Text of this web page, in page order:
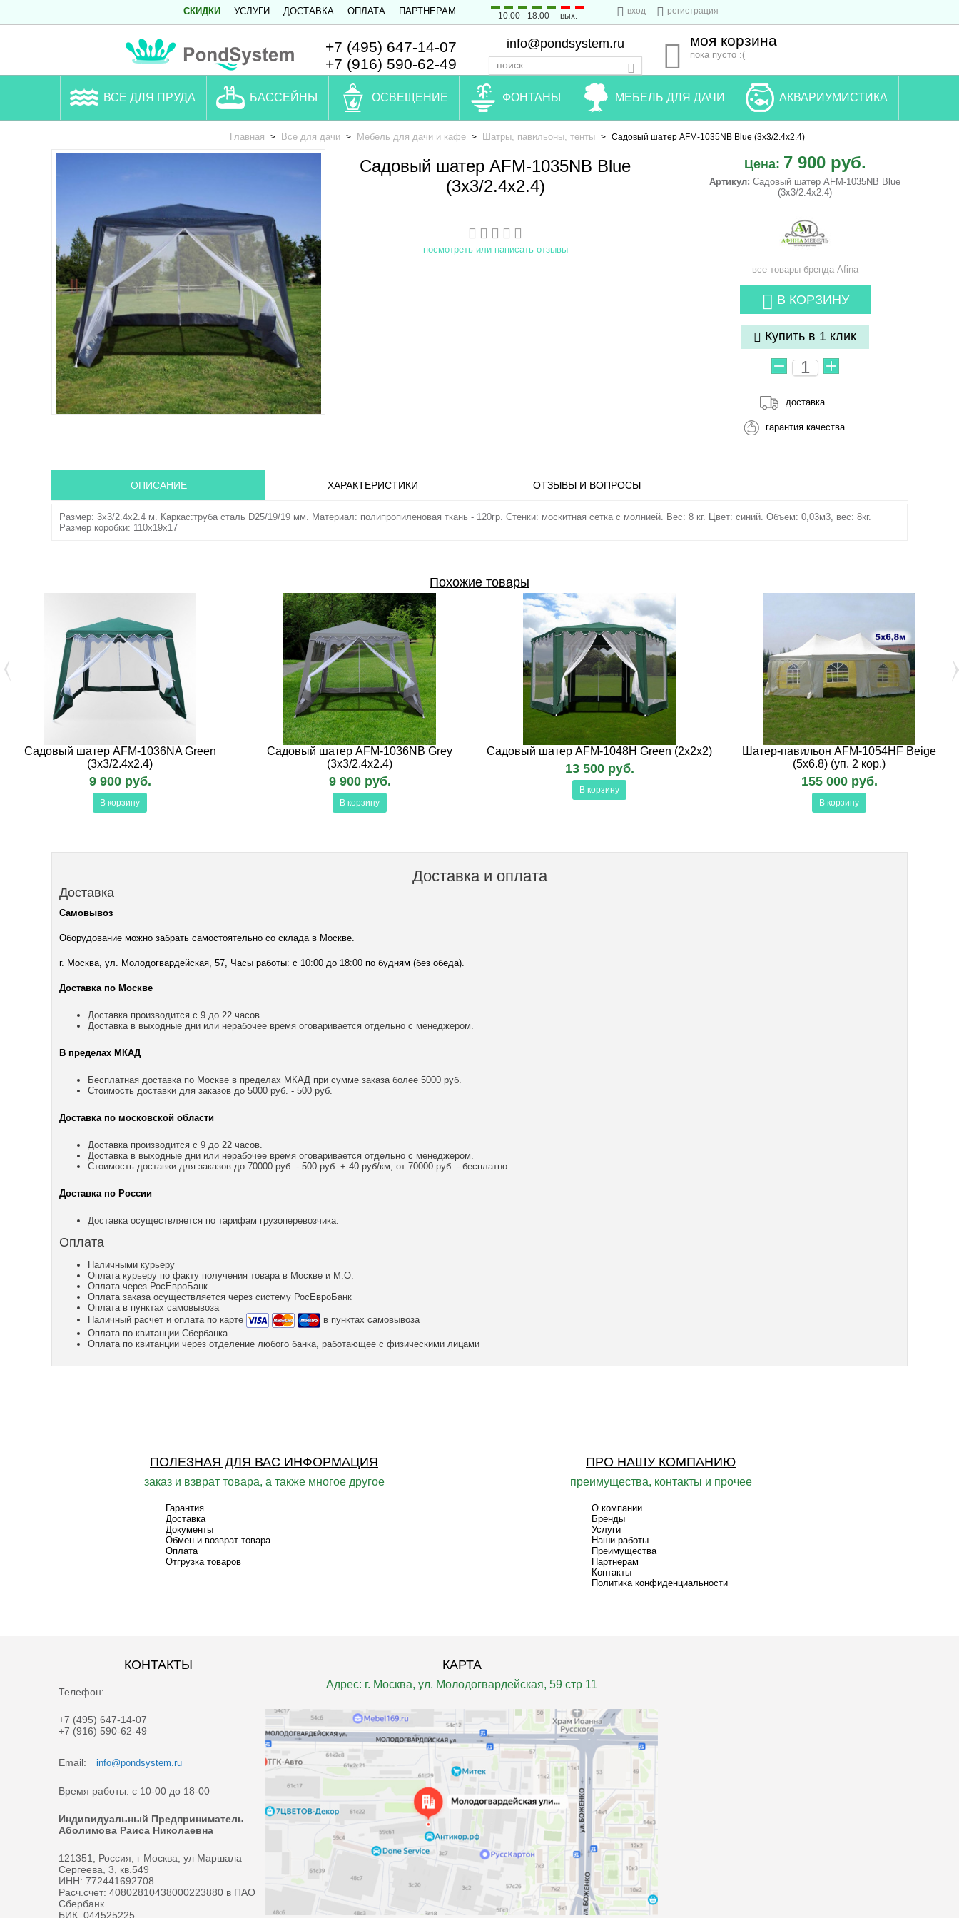
СКИДКИ УСЛУГИ ДОСТАВКА ОПЛАТА ПАРТНЕРАМ 10:00 - 18:00 вых.
вход регистрация
+7 (495) 647-14-07
+7 (916) 590-62-49
info@pondsystem.ru моя корзина
пока пусто :(
ВСЕ ДЛЯ ПРУДА БАССЕЙНЫ ОСВЕЩЕНИЕ ФОНТАНЫ МЕБЕЛЬ ДЛЯ ДАЧИ АКВАРИУМИСТИКА
Главная > Все для дачи > Мебель для дачи и кафе > Шатры, павильоны, тенты > Садовый шатер AFM-1035NB Blue (3x3/2.4x2.4)
Садовый шатер AFM-1035NB Blue
(3x3/2.4x2.4)
посмотреть или написать отзывы
Цена: 7 900 руб.
Артикул: Садовый шатер AFM-1035NB Blue
(3x3/2.4x2.4)
все товары бренда Afina
В КОРЗИНУ
Купить в 1 клик
доставка
гарантия качества
ОПИСАНИЕ ХАРАКТЕРИСТИКИ ОТЗЫВЫ И ВОПРОСЫ
Размер: 3x3/2.4x2.4 м. Каркас:труба сталь D25/19/19 мм. Материал: полипропиленовая ткань - 120гр. Стенки: москитная сетка с молнией. Вес: 8 кг. Цвет: синий. Объем: 0,03м3, вес: 8кг.
Размер коробки: 110х19х17
Похожие товары
Садовый шатер AFM-1036NA Green
(3x3/2.4x2.4)
9 900 руб.
В корзину
Садовый шатер AFM-1036NB Grey
(3x3/2.4x2.4)
9 900 руб.
В корзину
Садовый шатер AFM-1048H Green (2х2х2)
13 500 руб.
В корзину
Шатер-павильон AFM-1054HF Beige
(5х6.8) (уп. 2 кор.)
155 000 руб.
В корзину
Доставка и оплата
Доставка
Самовывоз
Оборудование можно забрать самостоятельно со склада в Москве.
г. Москва, ул. Молодогвардейская, 57, Часы работы: с 10:00 до 18:00 по будням (без обеда).
Доставка по Москве
Доставка производится с 9 до 22 часов.
Доставка в выходные дни или нерабочее время оговаривается отдельно с менеджером.
В пределах МКАД
Бесплатная доставка по Москве в пределах МКАД при сумме заказа более 5000 руб.
Стоимость доставки для заказов до 5000 руб. - 500 руб.
Доставка по московской области
Доставка производится с 9 до 22 часов.
Доставка в выходные дни или нерабочее время оговаривается отдельно с менеджером.
Стоимость доставки для заказов до 70000 руб. - 500 руб. + 40 руб/км, от 70000 руб. - бесплатно.
Доставка по России
Доставка осуществляется по тарифам грузоперевозчика.
Оплата
Наличными курьеру
Оплата курьеру по факту получения товара в Москве и М.О.
Оплата через РосЕвроБанк
Оплата заказа осуществляется через систему РосЕвроБанк
Оплата в пунктах самовывоза
Наличный расчет и оплата по карте
в пунктах самовывоза
Оплата по квитанции Сбербанка
Оплата по квитанции через отделение любого банка, работающее с физическими лицами
ПРО НАШУ КОМПАНИЮ
преимущества, контакты и прочее
О компании
Бренды
Услуги
Наши работы
Преимущества
Партнерам
Контакты
Политика конфиденциальности
ПОЛЕЗНАЯ ДЛЯ ВАС ИНФОРМАЦИЯ
заказ и взврат товара, а также многое другое
Гарантия
Доставка
Документы
Обмен и возврат товара
Оплата
Отгрузка товаров
КОНТАКТЫ
Телефон:
+7 (495) 647-14-07
+7 (916) 590-62-49
Email: info@pondsystem.ru
Время работы: с 10-00 до 18-00
Индивидуальный Предприниматель
Аболимова Раиса Николаевна
121351, Россия, г Москва, ул Маршала
Сергеева, 3, кв.549
ИНН: 772441692708
Расч.счет: 40802810438000223880 в ПАО
Сбербанк
БИК: 044525225
КАРТА
Адрес: г. Москва, ул. Молодогвардейская, 59 стр 11